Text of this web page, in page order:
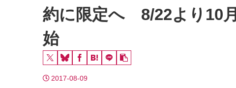
約に限定へ 8/22より10
始
2017-08-09